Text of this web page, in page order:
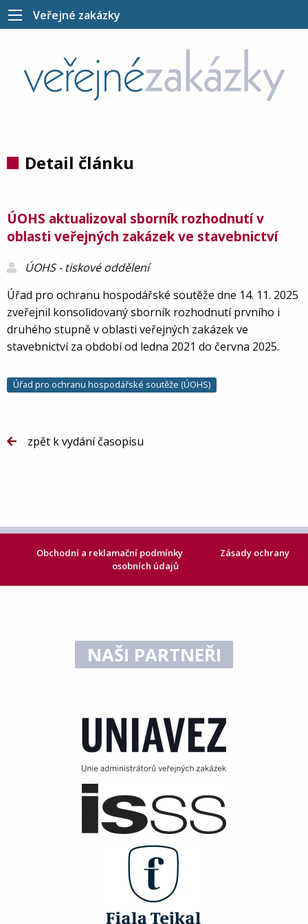
Veřejné zakázky
Detail článku
ÚOHS aktualizoval sborník rozhodnutí v
oblasti veřejných zakázek ve stavebnictví
ÚOHS - tiskové oddělení
Úřad pro ochranu hospodářské soutěže dne 14. 11. 2025
zveřejnil konsolidovaný sborník rozhodnutí prvního i
druhého stupně v oblasti veřejných zakázek ve
stavebnictví za období od ledna 2021 do června 2025.
Úřad pro ochranu hospodářské soutěže (ÚOHS)
zpět k vydání časopisu
Obchodní a reklamační podmínky
Zásady ochrany
osobních údajů
NAŠI PARTNEŘI